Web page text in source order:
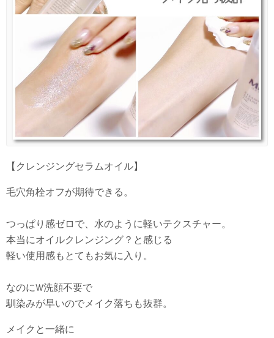
【クレンジングセラムオイル】
毛穴角栓オフが期待できる。
つっぱり感ゼロで、水のように軽いテクスチャー。
本当にオイルクレンジング？と感じる
軽い使用感もとてもお気に入り。
なのにW洗顔不要で
馴染みが早いのでメイク落ちも抜群。
メイクと一緒に